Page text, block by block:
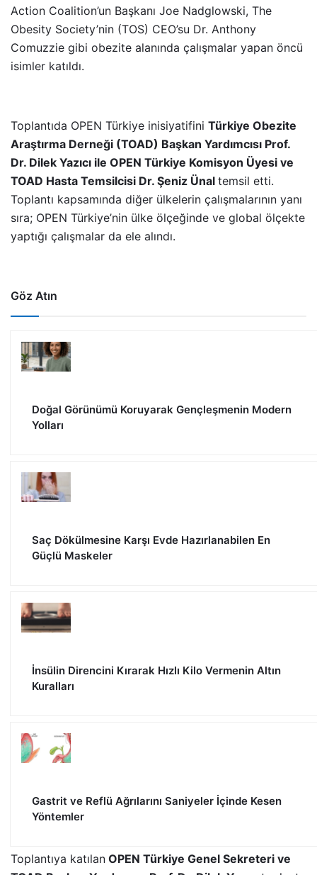
Action Coalition’un Başkanı Joe Nadglowski, The
Obesity Society’nin (TOS) CEO’su Dr. Anthony
Comuzzie gibi obezite alanında çalışmalar yapan öncü
isimler katıldı.
Toplantıda OPEN Türkiye inisiyatifini Türkiye Obezite
Araştırma Derneği (TOAD) Başkan Yardımcısı Prof.
Dr. Dilek Yazıcı ile OPEN Türkiye Komisyon Üyesi ve
TOAD Hasta Temsilcisi Dr. Şeniz Ünal temsil etti.
Toplantı kapsamında diğer ülkelerin çalışmalarının yanı
sıra; OPEN Türkiye’nin ülke ölçeğinde ve global ölçekte
yaptığı çalışmalar da ele alındı.
Göz Atın
Doğal Görünümü Koruyarak Gençleşmenin Modern
Yolları
Saç Dökülmesine Karşı Evde Hazırlanabilen En
Güçlü Maskeler
İnsülin Direncini Kırarak Hızlı Kilo Vermenin Altın
Kuralları
Gastrit ve Reflü Ağrılarını Saniyeler İçinde Kesen
Yöntemler
Toplantıya katılan OPEN Türkiye Genel Sekreteri ve